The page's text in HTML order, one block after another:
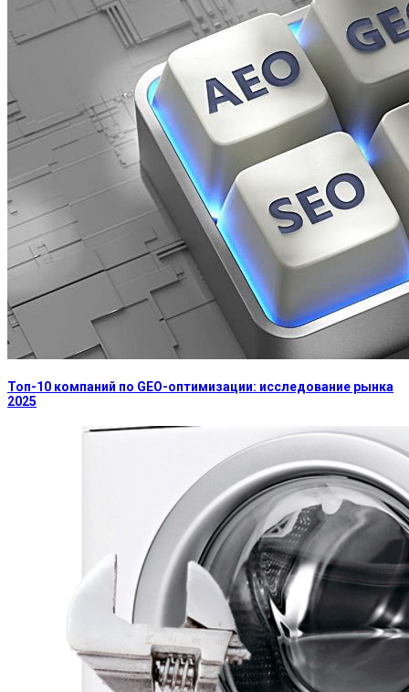
Топ-10 компаний по GEO-оптимизации: исследование рынка
2025